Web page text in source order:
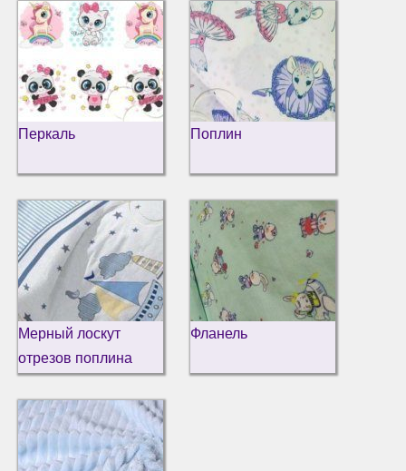
Перкаль Поплин
Мерный лоскут
отрезов поплина
Фланель